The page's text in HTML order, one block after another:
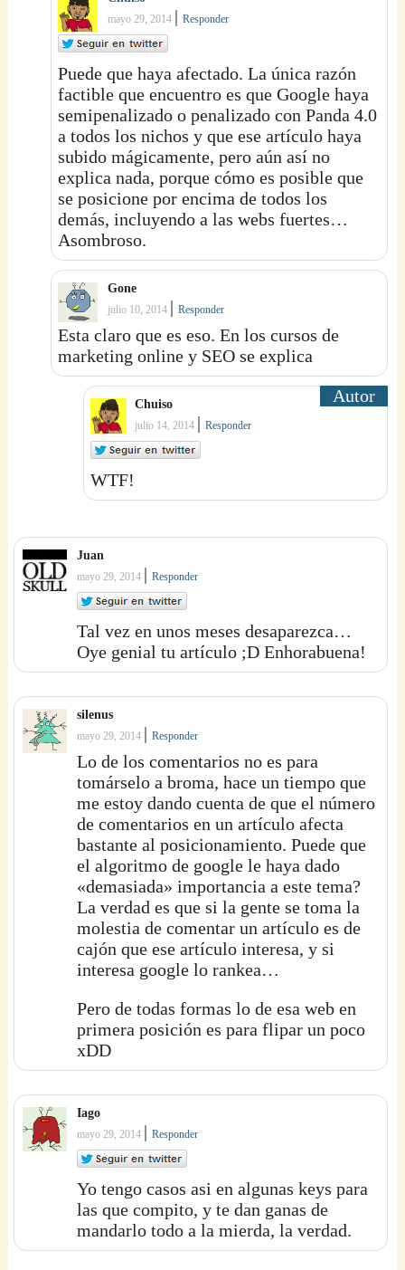
mayo 29, 2014 |Responder
Puede que haya afectado. La única razón
factible que encuentro es que Google haya
semipenalizado o penalizado con Panda 4.0
a todos los nichos y que ese artículo haya
subido mágicamente, pero aún así no
explica nada, porque cómo es posible que
se posicione por encima de todos los
demás, incluyendo a las webs fuertes…
Asombroso.
Gone
julio 10, 2014 |Responder
Esta claro que es eso. En los cursos de
marketing online y SEO se explica
Chuiso
julio 14, 2014 |Responder
WTF!
Juan
mayo 29, 2014 |Responder
Tal vez en unos meses desaparezca…
Oye genial tu artículo ;D Enhorabuena!
silenus
mayo 29, 2014 |Responder
Lo de los comentarios no es para
tomárselo a broma, hace un tiempo que
me estoy dando cuenta de que el número
de comentarios en un artículo afecta
bastante al posicionamiento. Puede que
el algoritmo de google le haya dado
«demasiada» importancia a este tema?
La verdad es que si la gente se toma la
molestia de comentar un artículo es de
cajón que ese artículo interesa, y si
interesa google lo rankea…
Pero de todas formas lo de esa web en
primera posición es para flipar un poco
xDD
Iago
mayo 29, 2014 |Responder
Yo tengo casos asi en algunas keys para
las que compito, y te dan ganas de
mandarlo todo a la mierda, la verdad.